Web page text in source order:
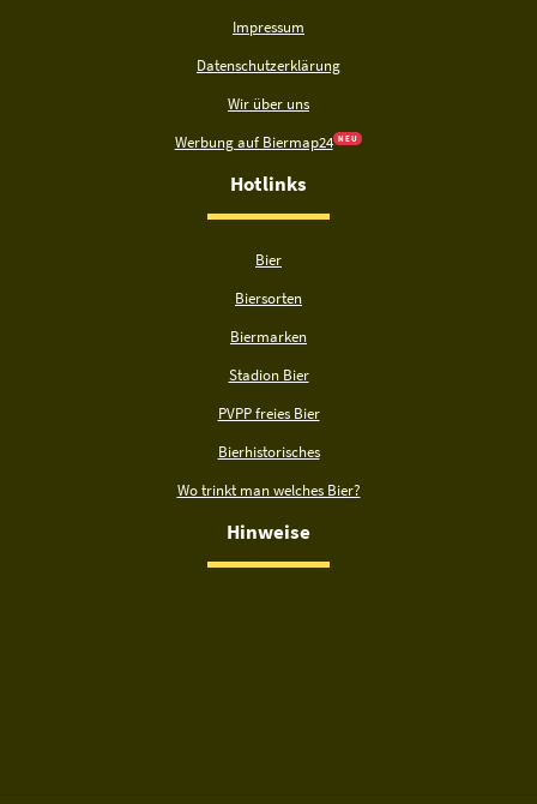
Impressum
Datenschutzerklärung
Wir über uns
Werbung auf Biermap24 N E U
Hotlinks
Bier
Biersorten
Biermarken
Stadion Bier
PVPP freies Bier
Bierhistorisches
Wo trinkt man welches Bier?
Hinweise